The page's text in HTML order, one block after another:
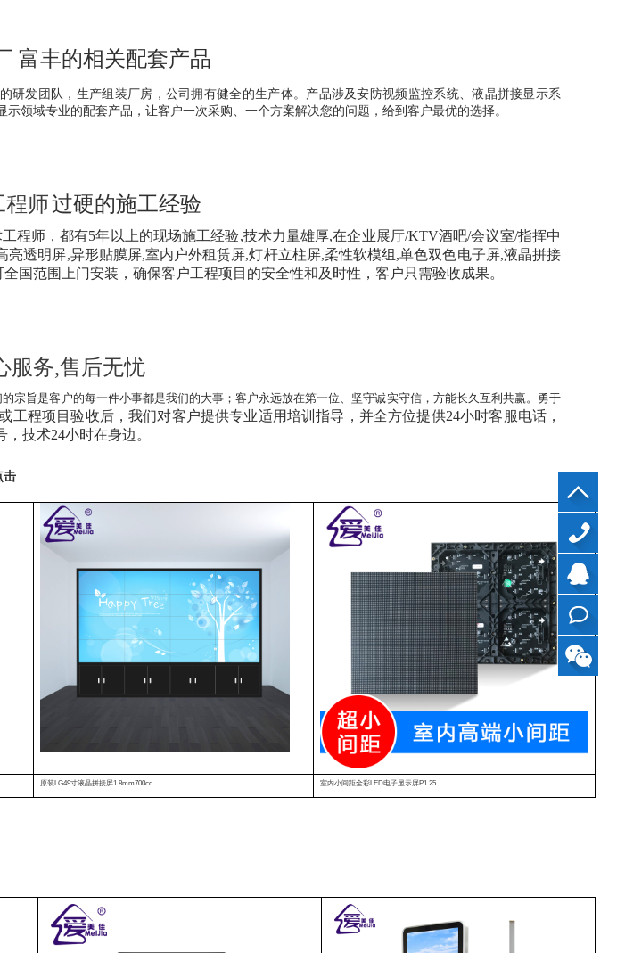
富丰的相关配套产品
研发团队，生产组装厂房，公司拥有健全的生产体。 产品涉及安防视频监控系统、液晶拼接显示系
示领域专业的配套产品，让客户一次采购、一个方案解决您的问题，给到客户最优的选择。
程师过硬的施工经验
程师，都有5年以上的现场施工经验,技术力量雄厚,在企业展厅/KTV酒吧/会议室/指挥中
亮透明屏,异形贴膜屏,室内户外租赁屏,灯杆立柱屏,柔性软模组,单色双色电子屏,液晶拼接
全国范围上门安装 ， 确保客户工程项目的安全性和及时性，客户只需验收成果。
服务,售后无忧
的宗旨是客户的每一件小事都是我们的大事；客户永远放在第一位、坚守诚实守信，方能长久互利共赢。勇于
工程项目验收后，我们对客户提供专业适用培训指导，并全方位提供24小时客服电话，
技术24小时在身边。
击
原装LG49寸液晶拼接屏1.8mm700cd 室内小间距全彩LED电子显示屏P1.25
QQ
在线